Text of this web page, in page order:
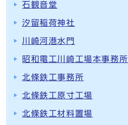
石観音堂
汐留稲荷神社
川崎河港水門
昭和電工川崎工場本事務所
北條鉄工事務所
北條鉄工原寸工場
北條鉄工材料置場